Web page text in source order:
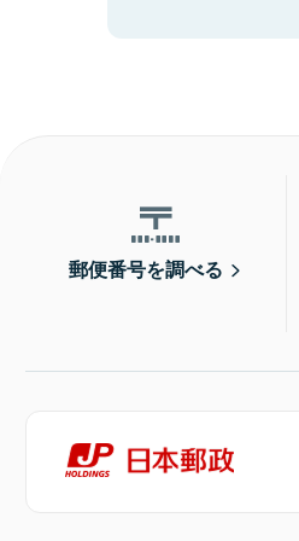
郵便番号を調べる